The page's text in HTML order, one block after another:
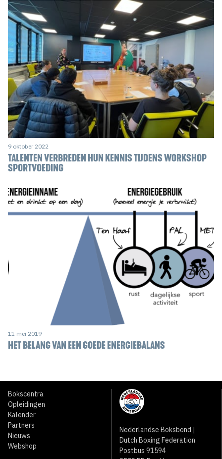
9 oktober 2022
TALENTEN VERBREDEN HUN KENNIS TIJDENS WORKSHOP
SPORTVOEDING
11 mei 2019
HET BELANG VAN EEN GOEDE ENERGIEBALANS
Bokscentra
Opleidingen
Kalender
Partners
Nieuws
Webshop
Nederlandse Boksbond |
Dutch Boxing Federation
Postbus 91594